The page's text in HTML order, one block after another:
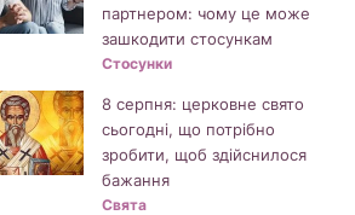
партнером: чому це може
зашкодити стосункам
Стосунки
8 серпня: церковне свято
сьогодні, що потрібно
зробити, щоб здійснилося
бажання
Свята